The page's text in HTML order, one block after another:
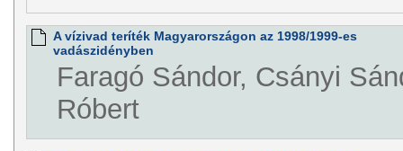
A vízivad teríték Magyarországon az 1998/1999-es
vadászidényben
Faragó Sándor, Csányi
Róbert